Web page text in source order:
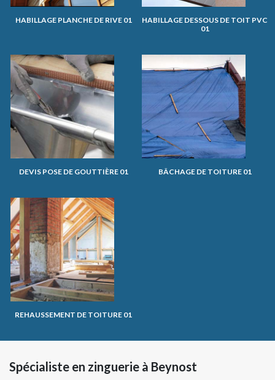
HABILLAGE PLANCHE DE RIVE 01
HABILLAGE DESSOUS DE TOIT PVC
01
DEVIS POSE DE GOUTTIÈRE 01 BÂCHAGE DE TOITURE 01
REHAUSSEMENT DE TOITURE 01
Spécialiste en zinguerie à Beynost